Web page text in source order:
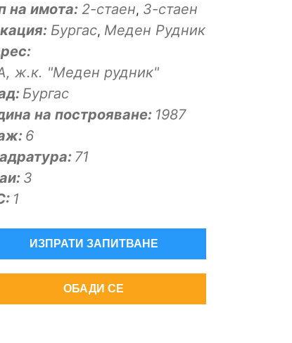
на имота: 2-стаен, 3-стаен
Бургас, Меден Рудник
ж.к. "Меден рудник"
Бургас
на построяване: 1987
6
71
3
1
ИЗПРАТИ ЗАПИТВАНЕ
ОБАДИ СЕ